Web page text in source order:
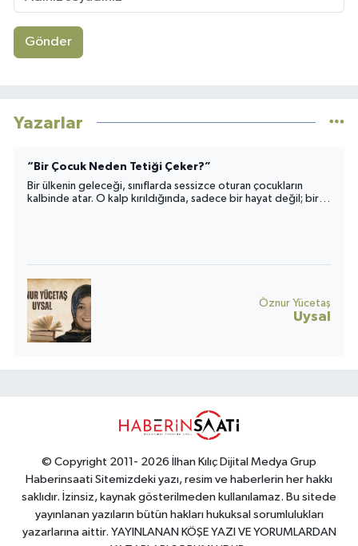
Gönder
Yazarlar
“Bir Çocuk Neden Tetiği Çeker?”
Bir ülkenin geleceği, sınıflarda sessizce oturan çocukların
kalbinde atar. O kalp kırıldığında, sadece bir hayat değil; bir
Öznur Yücetaş
Uysal
© Copyright 2011- 2026 İlhan Kılıç Dijital Medya Grup
Haberinsaati Sitemizdeki yazı, resim ve haberlerin her hakkı
saklıdır. İzinsiz, kaynak gösterilmeden kullanılamaz. Bu sitede
yayınlanan yazıların bütün hakları hukuksal sorumlulukları
yazarlarına aittir. YAYINLANAN KÖŞE YAZI VE YORUMLARDAN